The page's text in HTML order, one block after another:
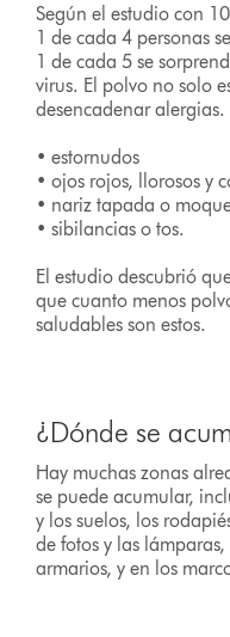
Según el estudio con
1 de cada 4 personas
1 de cada 5 se
virus. El polvo no solo
desencadenar
• estornudos
• ojos rojos, llorosos y
• nariz tapada o
• sibilancias o tos.
El estudio descubrió
que cuanto menos
saludables son estos.
¿Dónde se
Hay muchas zonas
se puede acumular,
y los suelos, los
de fotos y las
armarios, y en los